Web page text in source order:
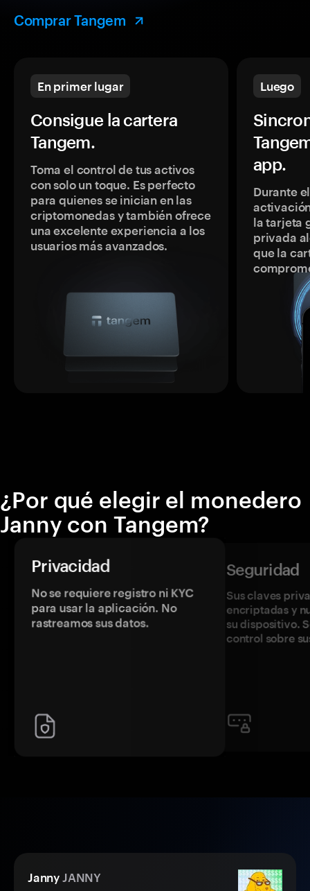
Comprar Tangem
En primer lugar
Consigue la cartera
Tangem.
Toma el control de tus activos
con solo un toque. Es perfecto
para quienes se inician en las
criptomonedas y también ofrece
una excelente experiencia a los
usuarios más avanzados.
Luego
app.
Durante
la tarjeta
privada
que la
¿Por qué elegir el monedero
Janny con Tangem?
Privacidad
No se requiere registro ni KYC
para usar la aplicación. No
rastreamos sus datos.
Seguridad
Sus claves
encriptadas y
su dispositivo.
control sobre
Janny JANNY